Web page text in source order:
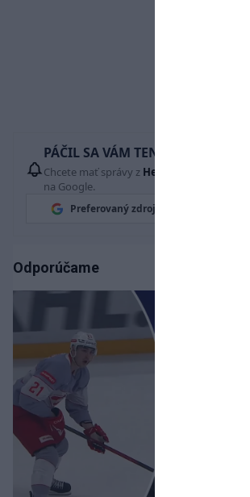
PÁČIL SA VÁM TENTO ČLÁNOK?
Chcete mať správy z Hetrik.sk
na Google.
Preferovaný zdroj
Odporúčame